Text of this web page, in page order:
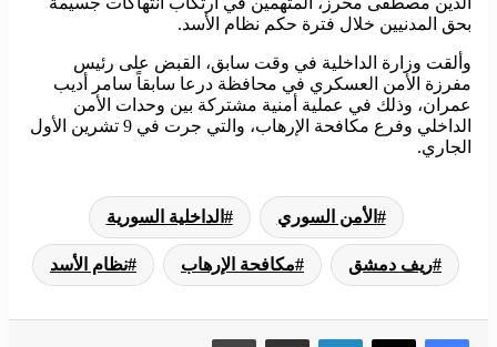
بحق المدنيين خلال فترة حكم نظام الأسد.
وألقت وزارة الداخلية في وقت سابق، القبض على رئيس
مفرزة الأمن العسكري في محافظة درعا سابقاً سامر أديب
عمران، وذلك في عملية أمنية مشتركة بين وحدات الأمن
الداخلي وفرع مكافحة الإرهاب، والتي جرت في 9 تشرين الأول
الجاري.
الأمن السوري الداخلية السورية
ريف دمشق مكافحة الإرهاب نظام الأسد